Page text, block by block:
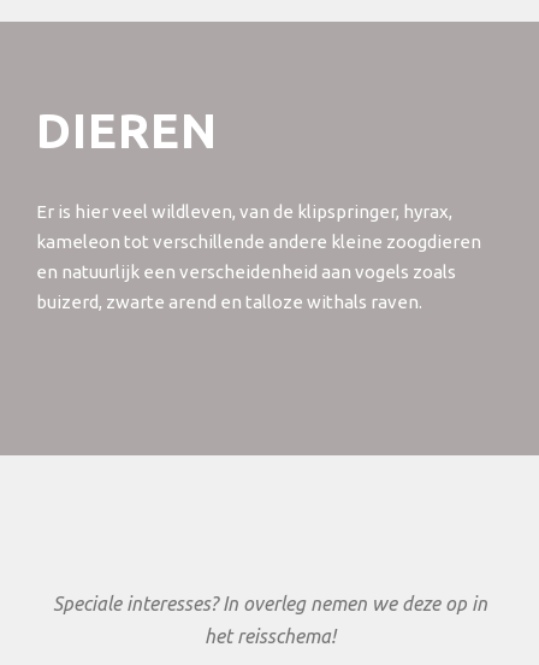
DIEREN
Er is hier veel wildleven, van de klipspringer, hyrax,
kameleon tot verschillende andere kleine zoogdieren
en natuurlijk een verscheidenheid aan vogels zoals
buizerd, zwarte arend en talloze withals raven.
Speciale interesses? In overleg nemen we deze op in
het reisschema!